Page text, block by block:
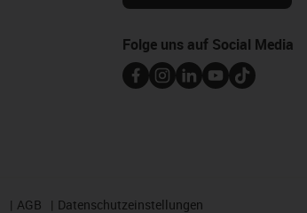
Folge uns auf Social Media
AGB Datenschutzeinstellungen